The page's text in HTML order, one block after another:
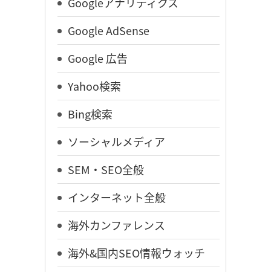
Google AdSense
Google 広告
Yahoo検索
Bing検索
ソーシャルメディア
SEM・SEO全般
インターネット全般
海外カンファレンス
海外&国内SEO情報ウォッチ